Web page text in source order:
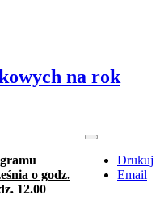
na rok
Drukuj
Email
o godz.
12.00